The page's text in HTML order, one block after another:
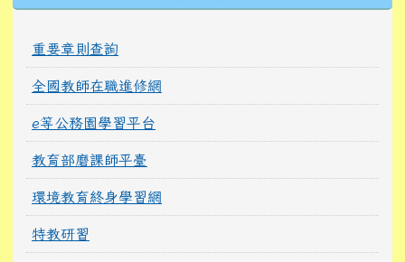
重要章則查詢
全國教師在職進修網
e等公務園學習平台
教育部磨課師平臺
環境教育終身學習網
特教研習